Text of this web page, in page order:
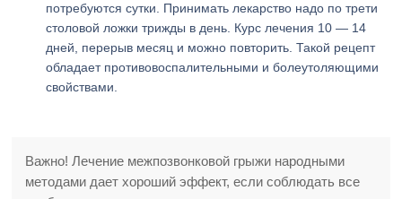
потребуются сутки. Принимать лекарство надо по трети
столовой ложки трижды в день. Курс лечения 10 — 14
дней, перерыв месяц и можно повторить. Такой рецепт
обладает противовоспалительными и болеутоляющими
свойствами.
Важно! Лечение межпозвонковой грыжи народными
методами дает хороший эффект, если соблюдать все